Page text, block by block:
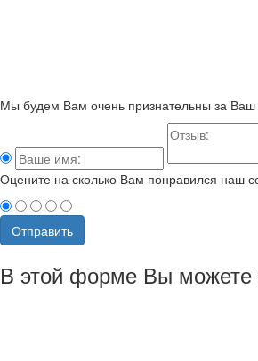
Мы будем Вам очень признательны за Ваш
Оцените на сколько Вам понравился наш
Отправить
В этой форме Вы можете